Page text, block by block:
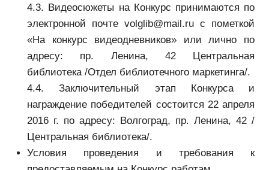
4.3. Видеосюжеты на Конкурс принимаются по
электронной почтеvolglib@mail.ru с пометкой
«На конкурс видеодневников» или лично по
адресу: пр. Ленина, 42 Центральная
библиотека /Отдел библиотечного маркетинга/.
4.4. Заключительный этап Конкурса и
награждение победителей состоится 22 апреля
2016 г. по адресу: Волгоград, пр. Ленина, 42 /
Центральная библиотека/.
Условия проведения и требования к